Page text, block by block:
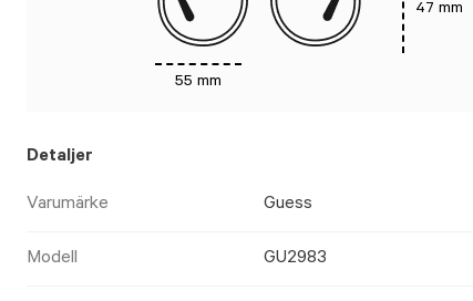
55 mm
47 mm
Detaljer
Varumärke Guess
Modell GU2983